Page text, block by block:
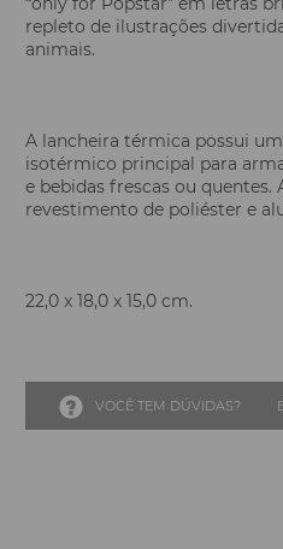
repleto de ilustrações
animais.
A lancheira térmica possui
isotérmico principal para
e bebidas frescas ou quentes.
revestimento de poliéster e
22,0 x 18,0 x 15,0 cm.
VOCÊ TEM DÚVIDAS?